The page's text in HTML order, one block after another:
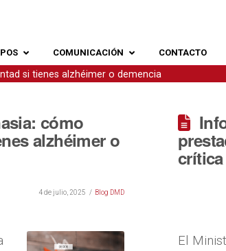
COMUNICACIÓN CONTACTO
si tienes alzhéimer o demencia
cómo
alzhéimer o
4 de julio, 2025 Blog DMD
crítica
El